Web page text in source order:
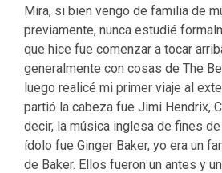
Mira, si bien vengo de familia de
previamente, nunca estudié
que hice fue comenzar a tocar
generalmente con cosas de The
luego realicé mi primer viaje al
partió la cabeza fue Jimi Hendrix,
decir, la música inglesa de fines
ídolo fue Ginger Baker, yo era un
de Baker. Ellos fueron un antes y